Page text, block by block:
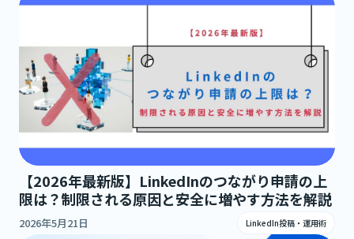
【2026年最新版】LinkedInのつながり申請の上
限は？制限される原因と安全に増やす方法を解説
2026年5月21日 LinkedIn投稿・運用術